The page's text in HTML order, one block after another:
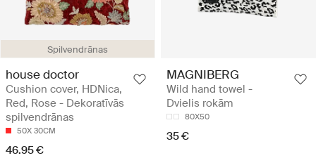
Spilvendrānas
house doctor
Cushion cover, HDNica,
Red, Rose - Dekoratīvās
spilvendrānas
50X 30CM
46.95 €
MAGNIBERG
Wild hand towel -
Dvielis rokām
80X50
35 €